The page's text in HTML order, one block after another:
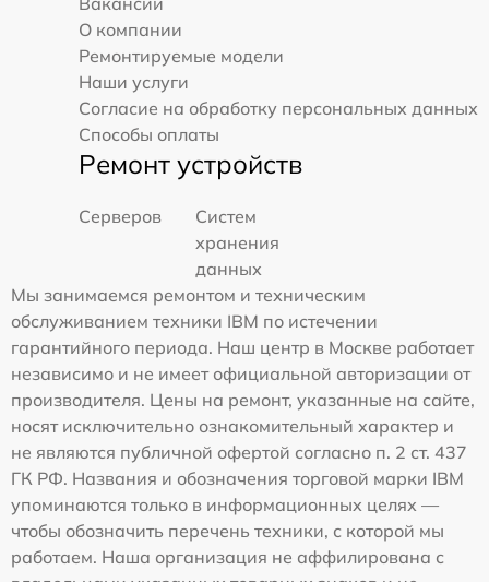
О компании
Ремонтируемые модели
Наши услуги
Согласие на обработку персональных данных
Способы оплаты
Ремонт устройств
Серверов
Систем
хранения
данных
Мы занимаемся ремонтом и техническим
обслуживанием техники IBM по истечении
гарантийного периода. Наш центр в Москве работает
независимо и не имеет официальной авторизации от
производителя. Цены на ремонт, указанные на сайте,
носят исключительно ознакомительный характер и
не являются публичной офертой согласно п. 2 ст. 437
ГК РФ. Названия и обозначения торговой марки IBM
упоминаются только в информационных целях —
чтобы обозначить перечень техники, с которой мы
работаем. Наша организация не аффилирована с